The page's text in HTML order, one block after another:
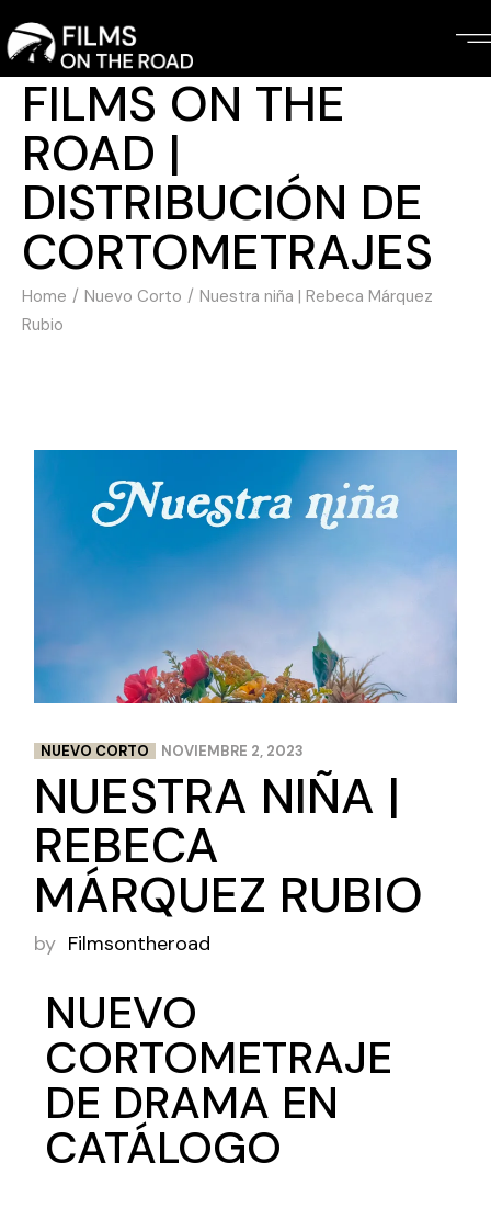
FILMS ON THE
ROAD |
DISTRIBUCIÓN DE
CORTOMETRAJES
Home Nuevo Corto
Nuestra niña | Rebeca Márquez
Rubio
NUEVO CORTO NOVIEMBRE 2, 2023
NUESTRA NIÑA |
REBECA
MÁRQUEZ RUBIO
by Filmsontheroad
NUEVO
CORTOMETRAJE
DE DRAMA EN
CATÁLOGO